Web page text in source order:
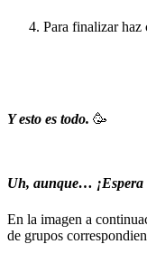
Para finalizar haz
Y esto es todo. 🥳
Uh, aunque… ¡Espera
En la imagen a
de grupos